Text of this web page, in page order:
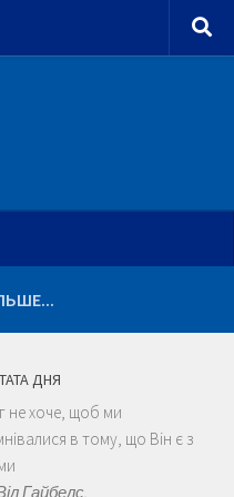
ДНЯ
не хоче, щоб ми
в тому, що Він є з
Гайбелс.